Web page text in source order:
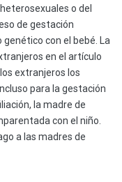
o del
de gestación
con el bebé. La
en el artículo
extranjeros los
para la gestación
la madre de
con el niño.
a las madres de